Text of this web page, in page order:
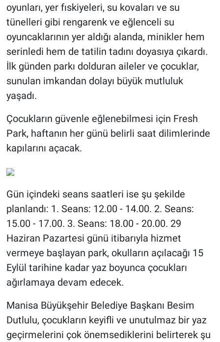
oyunları, yer fıskiyeleri, su kovaları ve su
tünelleri gibi rengarenk ve eğlenceli su
oyuncaklarının yer aldığı alanda, minikler hem
serinledi hem de tatilin tadını doyasıya çıkardı.
İlk günden parkı dolduran aileler ve çocuklar,
sunulan imkandan dolayı büyük mutluluk
yaşadı.
Çocukların güvenle eğlenebilmesi için Fresh
Park, haftanın her günü belirli saat dilimlerinde
kapılarını açacak.
Gün içindeki seans saatleri ise şu şekilde
planlandı: 1. Seans: 12.00 - 14.00. 2. Seans:
15.00 - 17.00. 3. Seans: 18.00 - 20.00. 29
Haziran Pazartesi günü itibarıyla hizmet
vermeye başlayan park, okulların açılacağı 15
Eylül tarihine kadar yaz boyunca çocukları
ağırlamaya devam edecek.
Manisa Büyükşehir Belediye Başkanı Besim
Dutlulu, çocukların keyifli ve unutulmaz bir yaz
geçirmelerini çok önemsediklerini belirterek şu